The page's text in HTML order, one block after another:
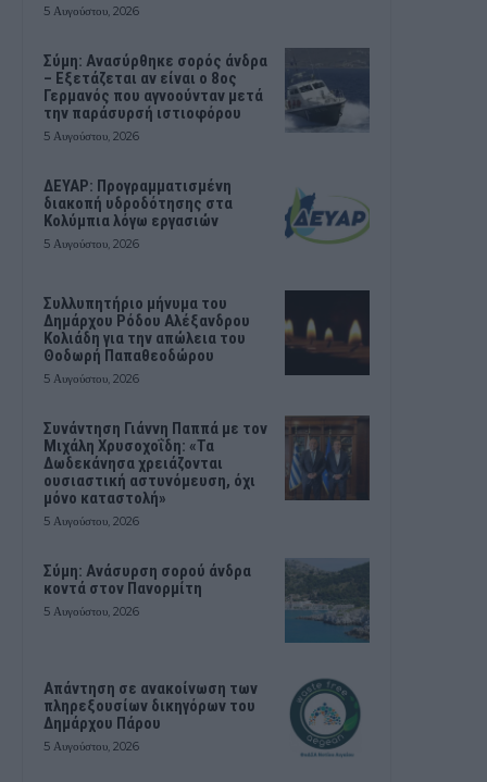
5 Αυγούστου, 2026
Σύμη: Ανασύρθηκε σορός άνδρα
– Εξετάζεται αν είναι ο 8ος
Γερμανός που αγνοούνταν μετά
την παράσυρσή ιστιοφόρου
5 Αυγούστου, 2026
ΔΕΥΑΡ: Προγραμματισμένη
διακοπή υδροδότησης στα
Κολύμπια λόγω εργασιών
5 Αυγούστου, 2026
Συλλυπητήριο μήνυμα του
Δημάρχου Ρόδου Αλέξανδρου
Κολιάδη για την απώλεια του
Θοδωρή Παπαθεοδώρου
5 Αυγούστου, 2026
Συνάντηση Γιάννη Παππά με τον
Μιχάλη Χρυσοχοΐδη: «Τα
Δωδεκάνησα χρειάζονται
ουσιαστική αστυνόμευση, όχι
μόνο καταστολή»
5 Αυγούστου, 2026
Σύμη: Ανάσυρση σορού άνδρα
κοντά στον Πανορμίτη
5 Αυγούστου, 2026
Απάντηση σε ανακοίνωση των
πληρεξουσίων δικηγόρων του
Δημάρχου Πάρου
5 Αυγούστου, 2026